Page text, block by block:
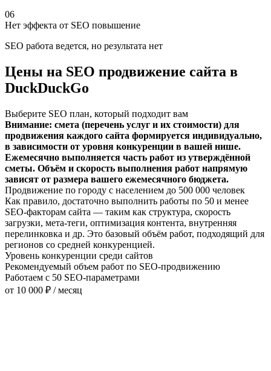
06
Нет эффекта от SEO повышение
SEO работа ведется, но результата нет
Цены на SEO продвижение сайта в
DuckDuckGo
Выберите SEO план, который подходит вам
Внимание: смета (перечень услуг и их стоимости) для
продвижения каждого сайта формируется индивидуально,
в зависимости от уровня конкуренции в вашей нише.
Ежемесячно выполняется часть работ из утверждённой
сметы. Объём и скорость выполнения работ напрямую
зависят от размера вашего ежемесячного бюджета.
Продвижение по городу с населением до 500 000 человек
Как правило, достаточно выполнить работы по 50 и менее
SEO-факторам сайта — таким как структура, скорость
загрузки, мета-теги, оптимизация контента, внутренняя
перелинковка и др. Это базовый объём работ, подходящий для
регионов со средней конкуренцией.
Уровень конкуренции среди сайтов
Рекомендуемый объем работ по SEO-продвижению
Работаем с 50 SEO-параметрами
от 10 000 ₽ / месяц